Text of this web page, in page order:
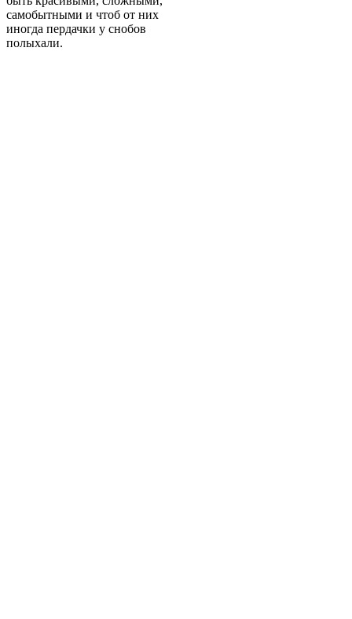
самобытными и чтоб от них
иногда пердачки у снобов
полыхали.